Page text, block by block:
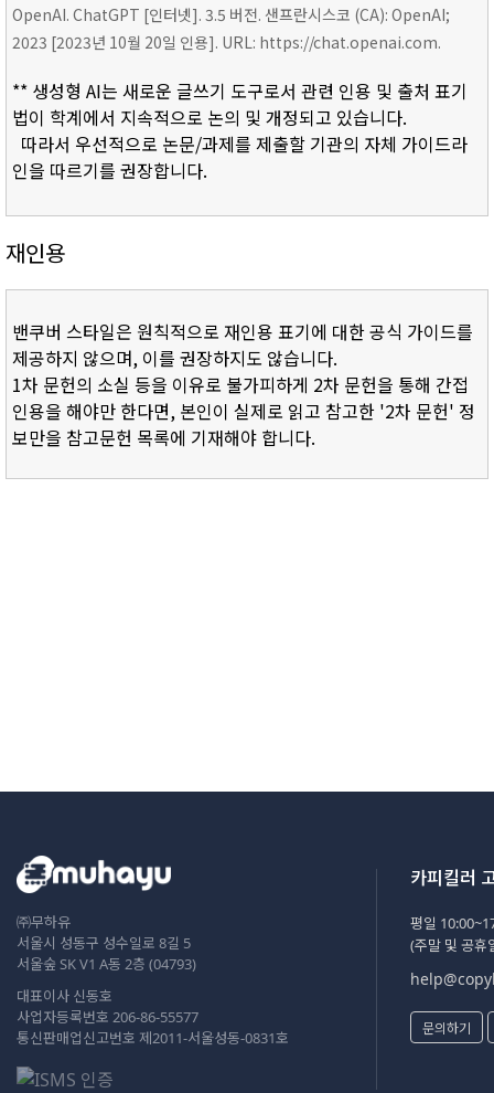
OpenAI. ChatGPT [인터넷]. 3.5 버전. 샌프란시스코 (CA): OpenAI;
2023 [2023년 10월 20일 인용]. URL: https://chat.openai.com.
** 생성형 AI는 새로운 글쓰기 도구로서 관련 인용 및 출처 표기
법이 학계에서 지속적으로 논의 및 개정되고 있습니다.
따라서 우선적으로 논문/과제를 제출할 기관의 자체 가이드라
인을 따르기를 권장합니다.
재인용
밴쿠버 스타일은 원칙적으로 재인용 표기에 대한 공식 가이드를
제공하지 않으며, 이를 권장하지도 않습니다.
1차 문헌의 소실 등을 이유로 불가피하게 2차 문헌을 통해 간접
인용을 해야만 한다면, 본인이 실제로 읽고 참고한 '2차 문헌' 정
보만을 참고문헌 목록에 기재해야 합니다.
㈜무하유
서울시 성동구 성수일로 8길 5
서울숲 SK V1 A동 2층 (04793)
대표이사 신동호
사업자등록번호 206-86-55577
통신판매업신고번호 제2011-서울성동-0831호
카피킬러
평일
(주말 및 공휴
문의하기